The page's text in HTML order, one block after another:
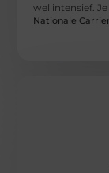
wel intensief.
Nationale